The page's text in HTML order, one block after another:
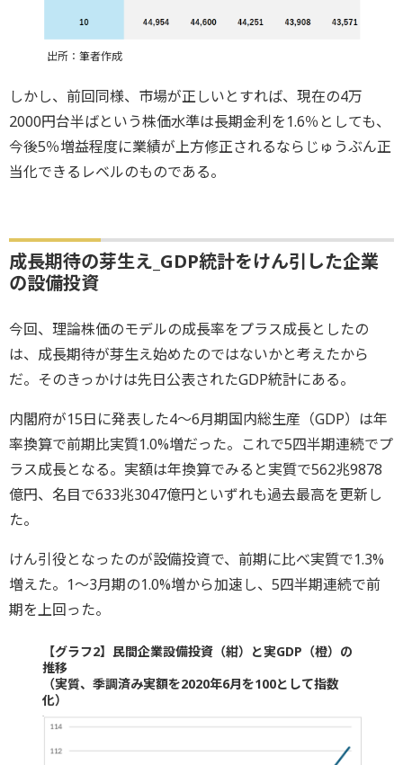
出所：筆者作成
しかし、前回同様、市場が正しいとすれば、現在の4万
2000円台半ばという株価水準は長期金利を1.6％としても、
今後5％増益程度に業績が上方修正されるならじゅうぶん正
当化できるレベルのものである。
成長期待の芽生え_GDP統計をけん引した企業
の設備投資
今回、理論株価のモデルの成長率をプラス成長としたの
は、成長期待が芽生え始めたのではないかと考えたから
だ。そのきっかけは先日公表されたGDP統計にある。
内閣府が15日に発表した4～6月期国内総生産（GDP）は年
率換算で前期比実質1.0%増だった。これで5四半期連続でプ
ラス成長となる。実額は年換算でみると実質で562兆9878
億円、名目で633兆3047億円といずれも過去最高を更新し
た。
けん引役となったのが設備投資で、前期に比べ実質で1.3%
増えた。1～3月期の1.0%増から加速し、5四半期連続で前
期を上回った。
【グラフ2】民間企業設備投資（紺）と実GDP（橙）の
推移
（実質、季調済み実額を2020年6月を100として指数
化）